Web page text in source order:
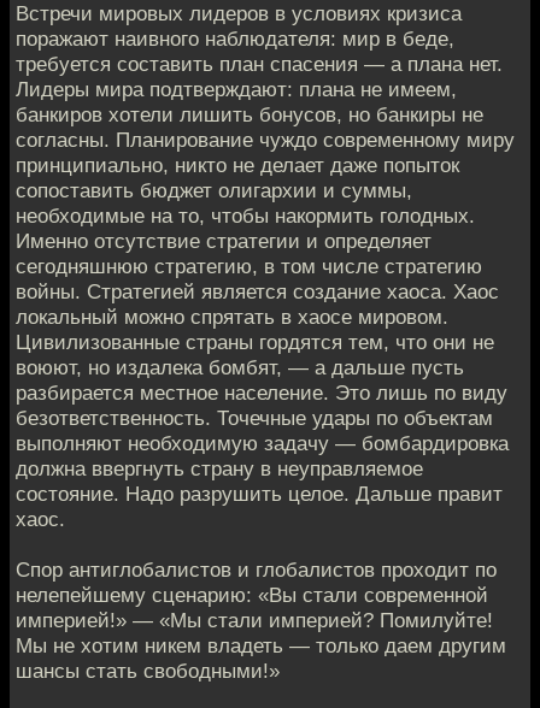
Встречи мировых лидеров в условиях кризиса
поражают наивного наблюдателя: мир в беде,
требуется составить план спасения — а плана нет.
Лидеры мира подтверждают: плана не имеем,
банкиров хотели лишить бонусов, но банкиры не
согласны. Планирование чуждо современному миру
принципиально, никто не делает даже попыток
сопоставить бюджет олигархии и суммы,
необходимые на то, чтобы накормить голодных.
Именно отсутствие стратегии и определяет
сегодняшнюю стратегию, в том числе стратегию
войны. Стратегией является создание хаоса. Хаос
локальный можно спрятать в хаосе мировом.
Цивилизованные страны гордятся тем, что они не
воюют, но издалека бомбят, — а дальше пусть
разбирается местное население. Это лишь по виду
безответственность. Точечные удары по объектам
выполняют необходимую задачу — бомбардировка
должна ввергнуть страну в неуправляемое
состояние. Надо разрушить целое. Дальше правит
хаос.
Спор антиглобалистов и глобалистов проходит по
нелепейшему сценарию: «Вы стали современной
империей!» — «Мы стали империей? Помилуйте!
Мы не хотим никем владеть — только даем другим
шансы стать свободными!»